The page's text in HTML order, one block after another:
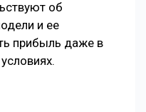
об
и ее
прибыль даже в